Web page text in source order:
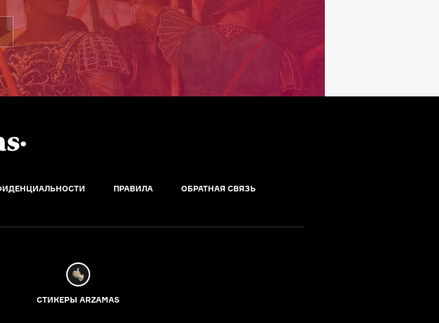
ПРАВИЛА ОБРАТНАЯ СВЯЗЬ
СТИКЕРЫ ARZAMAS